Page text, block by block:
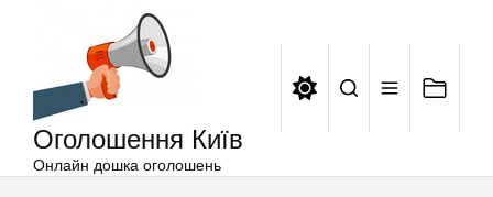
Оголошення Київ
Онлайн дошка оголошень